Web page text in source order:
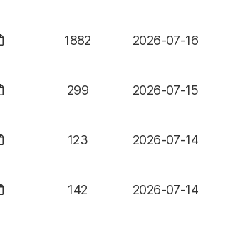
1882 2026-07-16
299 2026-07-15
123 2026-07-14
142 2026-07-14